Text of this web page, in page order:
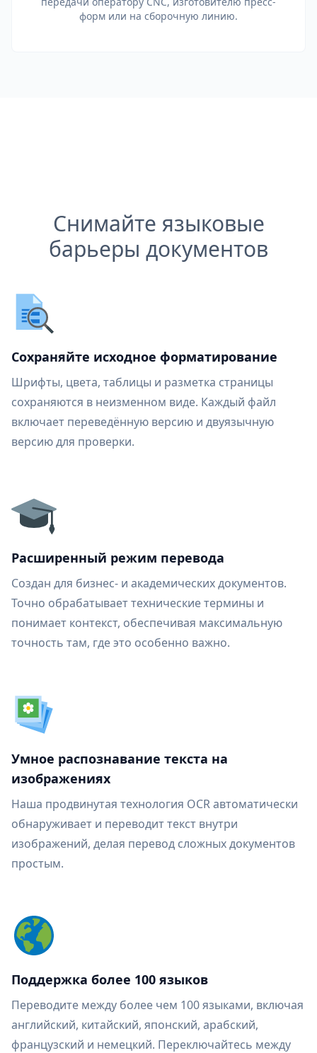
форм или на сборочную линию.
Снимайте языковые
барьеры документов
Сохраняйте исходное форматирование
Шрифты, цвета, таблицы и разметка страницы
сохраняются в неизменном виде. Каждый файл
включает переведённую версию и двуязычную
версию для проверки.
Расширенный режим перевода
Создан для бизнес- и академических документов.
Точно обрабатывает технические термины и
понимает контекст, обеспечивая максимальную
точность там, где это особенно важно.
Умное распознавание текста на
изображениях
Наша продвинутая технология OCR автоматически
обнаруживает и переводит текст внутри
изображений, делая перевод сложных документов
простым.
Поддержка более 100 языков
Переводите между более чем 100 языками, включая
английский, китайский, японский, арабский,
французский и немецкий. Переключайтесь между